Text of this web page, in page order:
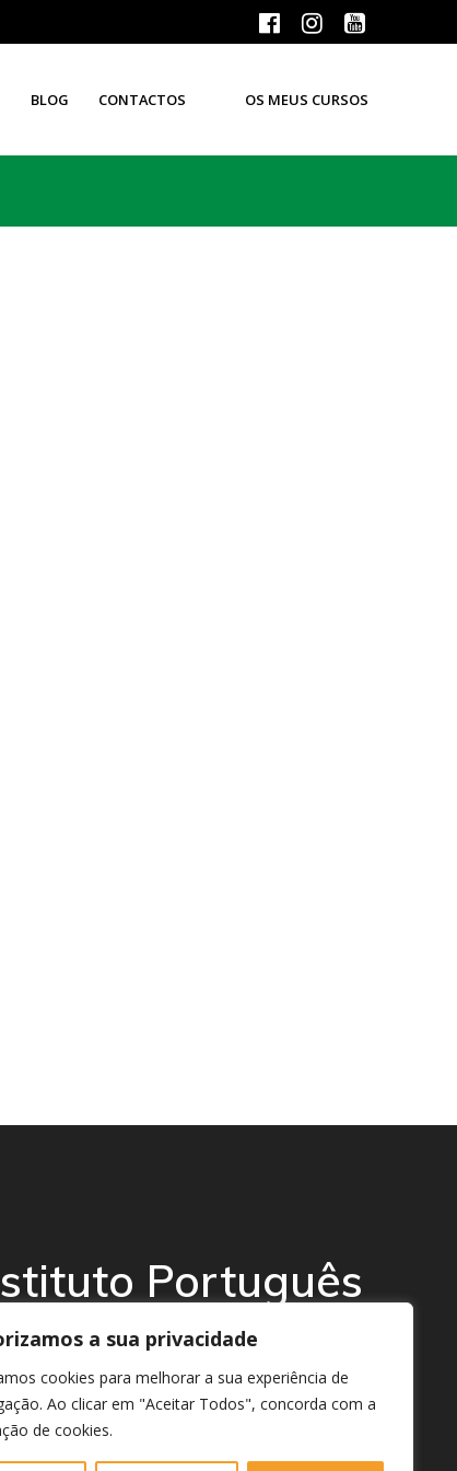
a sua privacidade
cookies para melhorar a sua experiência de
Ao clicar em "Aceitar Todos", concorda com a
de cookies.
BLOG CONTACTOS OS MEUS CURSOS
Português
da Afasia
© 2026 Instituto Português da Afasia